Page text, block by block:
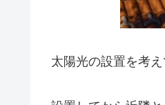
太陽光の設置を考